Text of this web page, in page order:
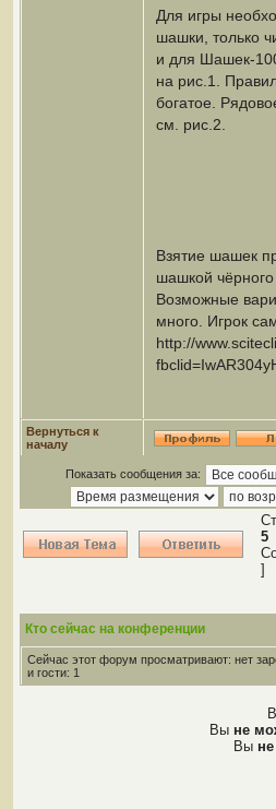
Для игры
шашки, только
и для Шашек-
на рис.1.
богатое.
см. рис.2.
Взятие шашек
шашкой
Возможные
много. Игрок
http://
Вернуться к
началу
Показать сообщения за:
5
]
Кто сейчас на конференции
Сейчас этот форум просматривают: нет
и гости: 1
Вы не
Вы